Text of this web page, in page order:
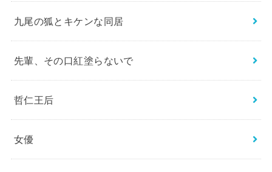
九尾の狐とキケンな同居
先輩、その口紅塗らないで
哲仁王后
女優